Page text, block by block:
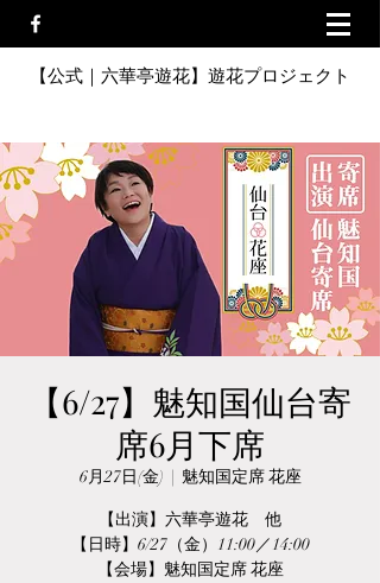
【公式｜六華亭遊花】遊花プロジェクト
【6/27】魅知国仙台寄
席6月下席
6月27日(金)
  |
魅知国定席 花座
【出演】六華亭遊花 他
【日時】6/27（金）11:00／14:00
【会場】魅知国定席 花座